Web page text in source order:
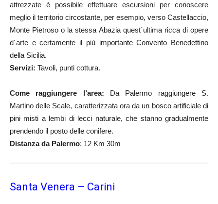
attrezzate è possibile effettuare escursioni per conoscere
meglio il territorio circostante, per esempio, verso Castellaccio,
Monte Pietroso o la stessa Abazia quest´ultima ricca di opere
d´arte e certamente il più importante Convento Benedettino
della Sicilia.
Servizi: Tavoli, punti cottura.
Come raggiungere l’area: Da Palermo raggiungere S.
Martino delle Scale, caratterizzata ora da un bosco artificiale di
pini misti a lembi di lecci naturale, che stanno gradualmente
prendendo il posto delle conifere.
Distanza da Palermo: 12 Km 30m
Santa Venera – Carini